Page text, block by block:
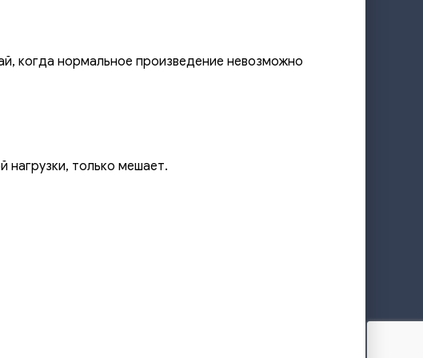
когда нормальное произведение невозможно
нагрузки, только мешает.